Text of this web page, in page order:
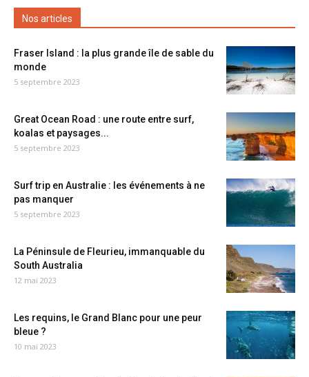
Nos articles
Fraser Island : la plus grande île de sable du
monde
5 septembre 2023
Great Ocean Road : une route entre surf,
koalas et paysages...
5 septembre 2023
Surf trip en Australie : les événements à ne
pas manquer
5 septembre 2023
La Péninsule de Fleurieu, immanquable du
South Australia
12 mai 2023
Les requins, le Grand Blanc pour une peur
bleue ?
10 mai 2023